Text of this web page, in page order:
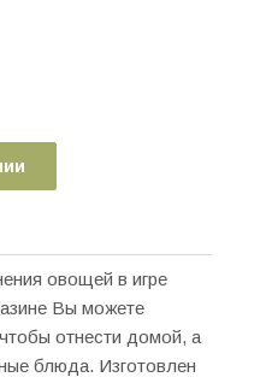
овощей в игре
Вы можете
отнести домой, а
блюда. Изготовлен